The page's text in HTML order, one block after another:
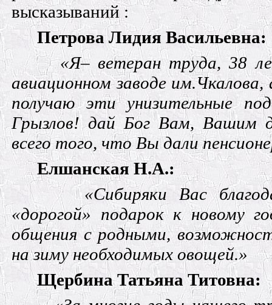
высказываний :
Петрова Лидия Васильевна:
«Я– ветеран труда, 38
авиационном заводе
получаю эти унизительные
Грызлов! дай Бог Вам, Вашим
всего того, что Вы дали
Елшанская Н.А.:
«Сибиряки Вас
«дорогой» подарок к новому
общения с родными,
на зиму необходимых овощей.»
Щербина Татьяна Титовна: